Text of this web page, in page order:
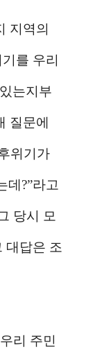
지역의
를 우리
는지부
질문에
위기가
데?”라고
당시 모
대답은 조
우리 주민